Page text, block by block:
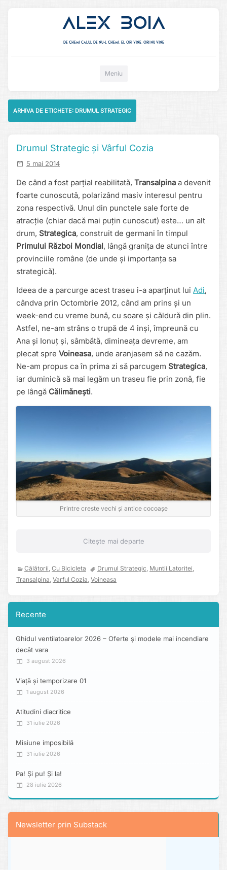
Alex Boia
De chemi calul de nu-l chemi, el ori vine. ori nu vine
Meniu
ARHIVA DE ETICHETE: DRUMUL STRATEGIC
Drumul Strategic și Vârful Cozia
5 mai 2014
De când a fost parțial reabilitată, Transalpina a devenit
foarte cunoscută, polarizând masiv interesul pentru
zona respectivă. Unul din punctele sale forte de
atracție (chiar dacă mai puțin cunoscut) este… un alt
drum, Strategica, construit de germani în timpul
Primului Război Mondial, lângă granița de atunci între
provinciile române (de unde și importanța sa
strategică).
Ideea de a parcurge acest traseu i-a aparținut lui Adi,
cândva prin Octombrie 2012, când am prins și un
week-end cu vreme bună, cu soare și căldură din plin.
Astfel, ne-am strâns o trupă de 4 inși, împreună cu
Ana și Ionuț și, sâmbătă, dimineața devreme, am
plecat spre Voineasa, unde aranjasem să ne cazăm.
Ne-am propus ca în prima zi să parcugem Strategica,
iar duminică să mai legăm un traseu fie prin zonă, fie
pe lângă Călimănești.
Printre creste vechi și antice cocoașe
Citește mai departe
Călătorii, Cu Bicicleta Drumul Strategic, Muntii Latoritei,
Transalpina, Varful Cozia, Voineasa
Recente
Ghidul ventilatoarelor 2026 – Oferte și modele mai incendiare
decât vara
3 august 2026
Viață și temporizare 01
1 august 2026
Atitudini diacritice
31 iulie 2026
Misiune imposibilă
31 iulie 2026
Pa! Și pu! Și la!
28 iulie 2026
Newsletter prin Substack